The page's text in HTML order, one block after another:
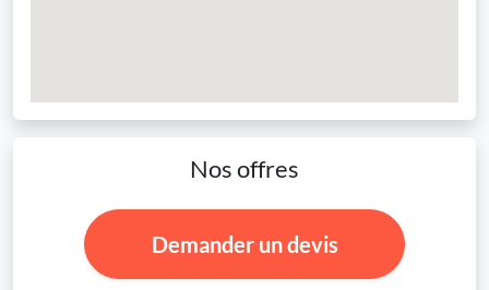
Nos offres
Demander un devis